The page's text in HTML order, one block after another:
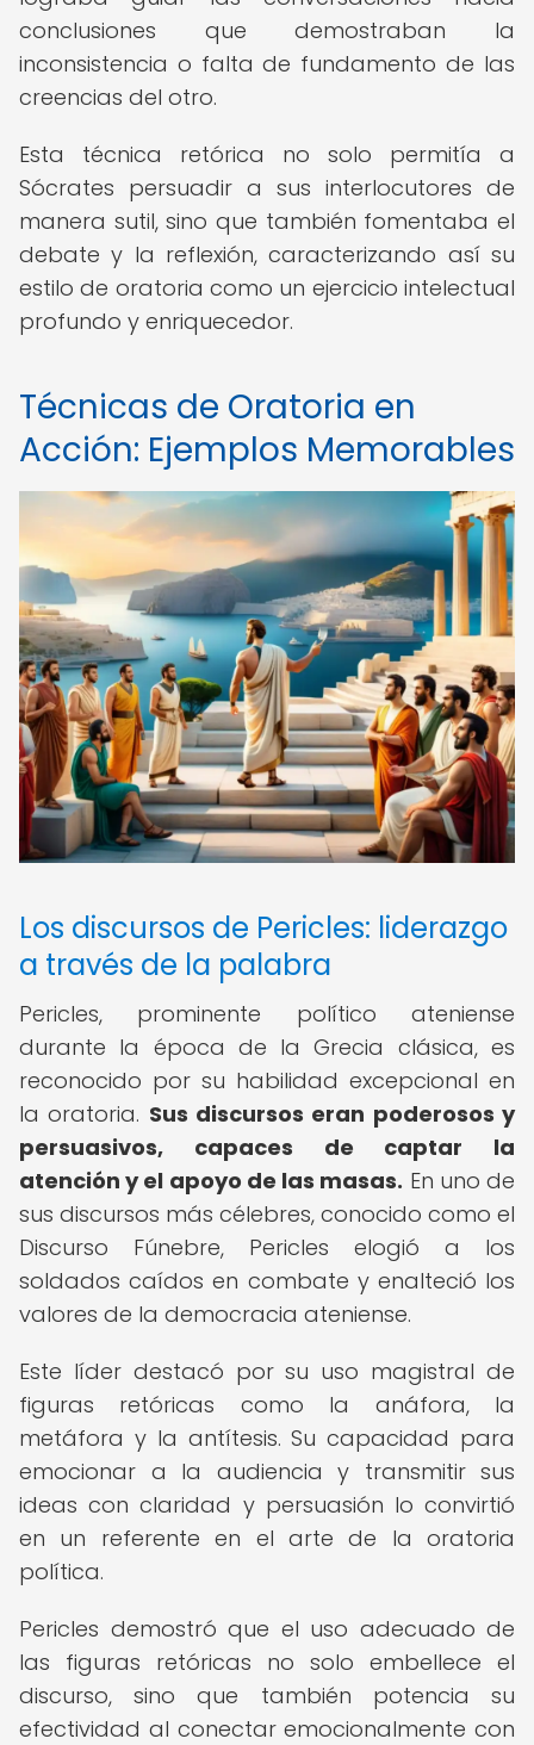
conclusiones que demostraban la
inconsistencia o falta de fundamento de las
creencias del otro.
Esta técnica retórica no solo permitía a
Sócrates persuadir a sus interlocutores de
manera sutil, sino que también fomentaba el
debate y la reflexión, caracterizando así su
estilo de oratoria como un ejercicio intelectual
profundo y enriquecedor.
Técnicas de Oratoria en
Acción: Ejemplos Memorables
Los discursos de Pericles: liderazgo
a través de la palabra
Pericles, prominente político ateniense
durante la época de la Grecia clásica, es
reconocido por su habilidad excepcional en
la oratoria. Sus discursos eran poderosos y
persuasivos, capaces de captar la
atención y el apoyo de las masas. En uno de
sus discursos más célebres, conocido como el
Discurso Fúnebre, Pericles elogió a los
soldados caídos en combate y enalteció los
valores de la democracia ateniense.
Este líder destacó por su uso magistral de
figuras retóricas como la anáfora, la
metáfora y la antítesis. Su capacidad para
emocionar a la audiencia y transmitir sus
ideas con claridad y persuasión lo convirtió
en un referente en el arte de la oratoria
política.
Pericles demostró que el uso adecuado de
las figuras retóricas no solo embellece el
discurso, sino que también potencia su
efectividad al conectar emocionalmente con